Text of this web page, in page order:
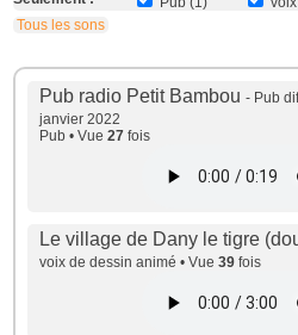
Tous les sons
Pub radio Petit Bambou- Pub
janvier 2022
Pub • Vue27 fois
Le village de Dany le tigre
voix de dessin animé • Vue39 fois